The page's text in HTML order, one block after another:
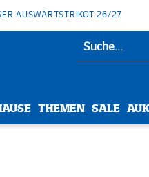
AUSWÄRTSTRIKOT 26/27
THEMEN SALE